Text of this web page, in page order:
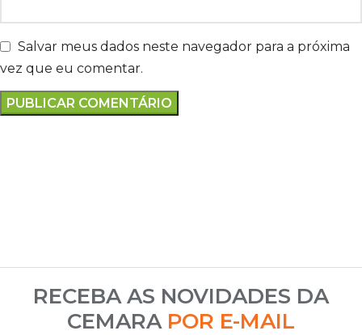
Salvar meus dados neste navegador para a próxima
vez que eu comentar.
RECEBA AS NOVIDADES DA
CEMARA POR E-MAIL